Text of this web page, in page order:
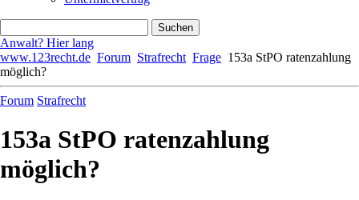
Anwalt? Hier lang
www.123recht.de Forum Strafrecht Frage 153a StPO ratenzahlung
möglich?
Forum Strafrecht
153a StPO ratenzahlung
möglich?